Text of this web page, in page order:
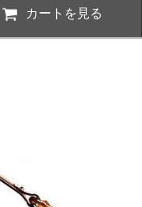
カートを見る